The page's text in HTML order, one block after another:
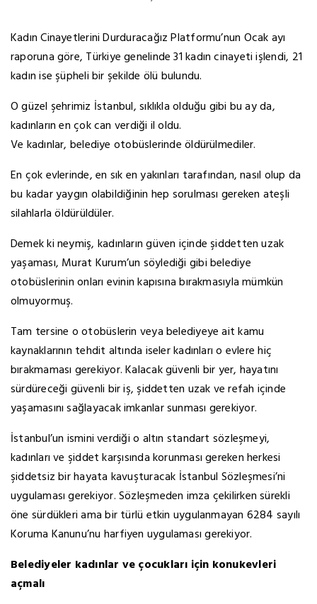
Kadın Cinayetlerini Durduracağız Platformu’nun Ocak ayı
raporuna göre, Türkiye genelinde 31 kadın cinayeti işlendi, 21
kadın ise şüpheli bir şekilde ölü bulundu.
O güzel şehrimiz İstanbul, sıklıkla olduğu gibi bu ay da,
kadınların en çok can verdiği il oldu.
Ve kadınlar, belediye otobüslerinde öldürülmediler.
En çok evlerinde, en sık en yakınları tarafından, nasıl olup da
bu kadar yaygın olabildiğinin hep sorulması gereken ateşli
silahlarla öldürüldüler.
Demek ki neymiş, kadınların güven içinde şiddetten uzak
yaşaması, Murat Kurum’un söylediği gibi belediye
otobüslerinin onları evinin kapısına bırakmasıyla mümkün
olmuyormuş.
Tam tersine o otobüslerin veya belediyeye ait kamu
kaynaklarının tehdit altında iseler kadınları o evlere hiç
bırakmaması gerekiyor. Kalacak güvenli bir yer, hayatını
sürdüreceği güvenli bir iş, şiddetten uzak ve refah içinde
yaşamasını sağlayacak imkanlar sunması gerekiyor.
İstanbul’un ismini verdiği o altın standart sözleşmeyi,
kadınları ve şiddet karşısında korunması gereken herkesi
şiddetsiz bir hayata kavuşturacak İstanbul Sözleşmesi’ni
uygulaması gerekiyor. Sözleşmeden imza çekilirken sürekli
öne sürdükleri ama bir türlü etkin uygulanmayan 6284 sayılı
Koruma Kanunu’nu harfiyen uygulaması gerekiyor.
Belediyeler kadınlar ve çocukları için konukevleri
açmalı